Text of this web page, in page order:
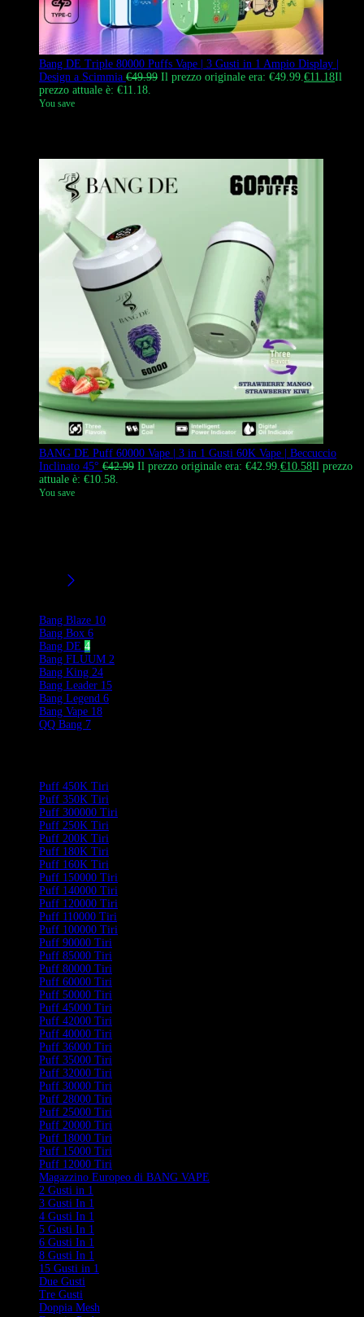
Bang DE Triple 80000 Puffs Vape | 3 Gusti in 1 Ampio Display |
Design a Scimmia €49.99 Il prezzo originale era: €49.99.€11.18Il
prezzo attuale è: €11.18.
You save
BANG DE Puff 60000 Vape | 3 in 1 Gusti 60K Vape | Beccuccio
Inclinato 45° €42.99 Il prezzo originale era: €42.99.€10.58Il prezzo
attuale è: €10.58.
You save
Bang Blaze 10
Bang Box 6
Bang DE 4
Bang FLUUM 2
Bang King 24
Bang Leader 15
Bang Legend 6
Bang Vape 18
QQ Bang 7
Puff 450K Tiri
Puff 350K Tiri
Puff 300000 Tiri
Puff 250K Tiri
Puff 200K Tiri
Puff 180K Tiri
Puff 160K Tiri
Puff 150000 Tiri
Puff 140000 Tiri
Puff 120000 Tiri
Puff 110000 Tiri
Puff 100000 Tiri
Puff 90000 Tiri
Puff 85000 Tiri
Puff 80000 Tiri
Puff 60000 Tiri
Puff 50000 Tiri
Puff 45000 Tiri
Puff 42000 Tiri
Puff 40000 Tiri
Puff 36000 Tiri
Puff 35000 Tiri
Puff 32000 Tiri
Puff 30000 Tiri
Puff 28000 Tiri
Puff 25000 Tiri
Puff 20000 Tiri
Puff 18000 Tiri
Puff 15000 Tiri
Puff 12000 Tiri
Magazzino Europeo di BANG VAPE
2 Gusti in 1
3 Gusti In 1
4 Gusti In 1
5 Gusti In 1
6 Gusti In 1
8 Gusti In 1
15 Gusti in 1
Due Gusti
Tre Gusti
Doppia Mesh